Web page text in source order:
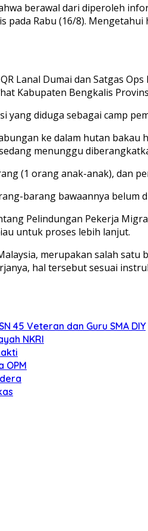
berawal dari diperoleh
Rabu (16/8).
Lanal Dumai dan Satgas
Kabupaten Bengkalis Provinsi
diduga sebagai camp
ke dalam hutan
menunggu
(1 orang anak-anak), dan
barang bawaannya belum
Pelindungan Pekerja
untuk proses lebih lanjut.
merupakan salah
hal tersebut sesuai
45 Veteran dan Guru SMA DIY
NKRI
OPM